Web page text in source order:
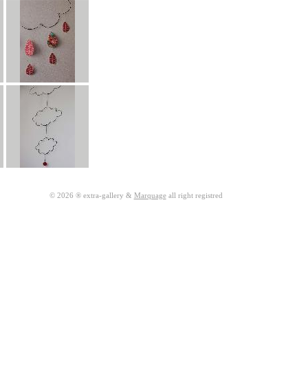
© 2026 ® extra-gallery & Marquageall right registred